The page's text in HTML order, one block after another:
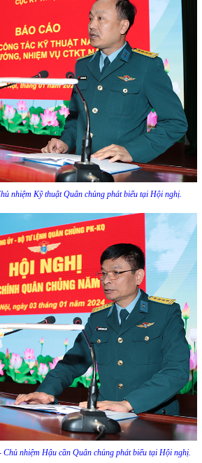
nhiệm Kỹ thuật Quân chủng phát biểu tại Hội nghị.
nhiệm Hậu cần Quân chủng phát biểu tại Hội nghị.